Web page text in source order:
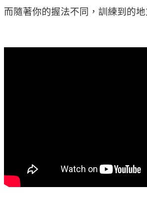
而隨著你的握法不同，訓練到的